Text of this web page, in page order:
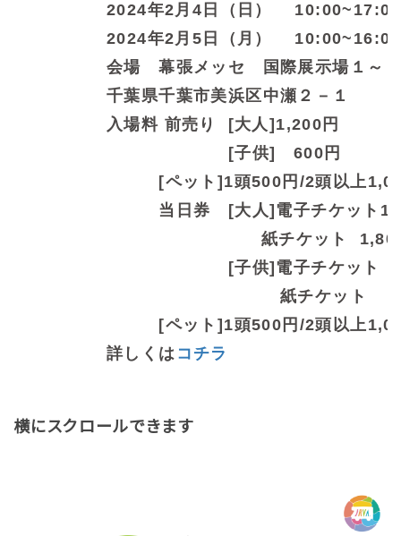
2024年2月4日（日） 10:00~17:00
2024年2月5日（月） 10:00~16:00
会場 幕張メッセ 国際展示場１～
千葉県千葉市美浜区中瀬２－１
入場料 前売り [大人]1,200円
[子供] 600円
[ペット]1頭500円/2頭以上
当日券 [大人]電子チケット
紙チケット 1,800
[子供]電子チケット
紙チケット
[ペット]1頭500円/2頭以上
詳しくは コチラ
横にスクロールできます